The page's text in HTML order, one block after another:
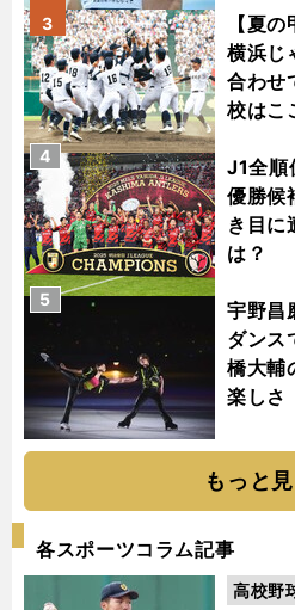
【夏
横浜じ
合わせ
校はこ
3
J1全
優勝
き目に
は？
4
宇野昌
ダン
橋大輔
楽しさ
5
もっと
各スポーツコラム記事
高校野